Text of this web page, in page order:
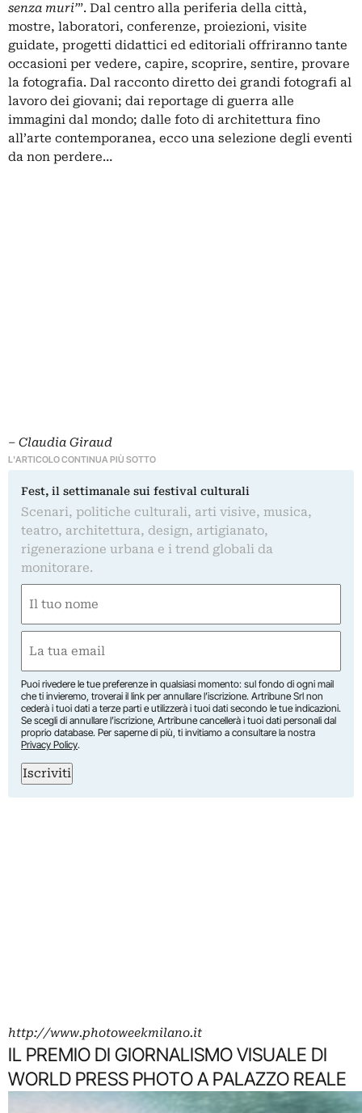
senza muri’”. Dal centro alla periferia della città,
mostre, laboratori, conferenze, proiezioni, visite
guidate, progetti didattici ed editoriali offriranno tante
occasioni per vedere, capire, scoprire, sentire, provare
la fotografia. Dal racconto diretto dei grandi fotografi al
lavoro dei giovani; dai reportage di guerra alle
immagini dal mondo; dalle foto di architettura fino
all’arte contemporanea, ecco una selezione degli eventi
da non perdere…
– Claudia Giraud
L'ARTICOLO CONTINUA PIÙ SOTTO
Fest, il settimanale sui festival culturali
Scenari, politiche culturali, arti visive, musica,
teatro, architettura, design, artigianato,
rigenerazione urbana e i trend globali da
monitorare.
(Obbligatorio)
(Obbligatorio)
Puoi rivedere le tue preferenze in qualsiasi momento: sul fondo di ogni mail
che ti invieremo, troverai il link per annullare l’iscrizione. Artribune Srl non
cederà i tuoi dati a terze parti e utilizzerà i tuoi dati secondo le tue indicazioni.
Se scegli di annullare l’iscrizione, Artribune cancellerà i tuoi dati personali dal
proprio database. Per saperne di più, ti invitiamo a consultare la nostra
Privacy Policy.
Iscriviti
http://www.photoweekmilano.it
IL PREMIO DI GIORNALISMO VISUALE DI
WORLD PRESS PHOTO A PALAZZO REALE